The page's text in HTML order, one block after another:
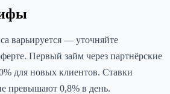
варьируется — уточняйте
Первый займ через партнёрские
для новых клиентов. Ставки
превышают 0,8% в день.